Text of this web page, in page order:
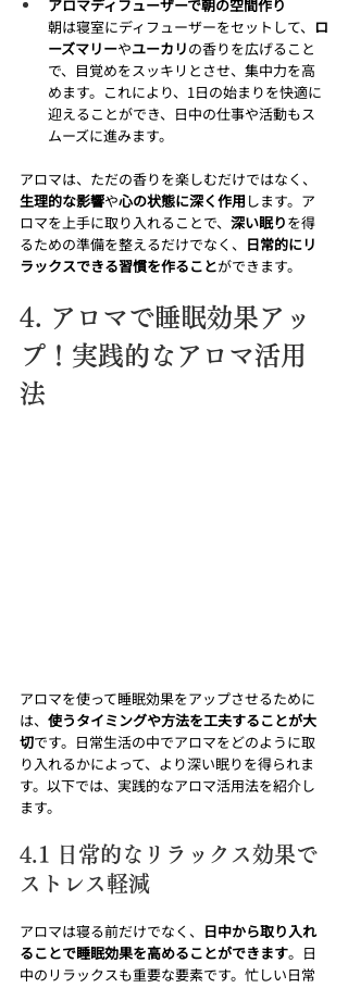
アロマディフューザーで朝の空間作り
朝は寝室にディフューザーをセットして、 ロ
ーズマリーやユーカリの香りを広げること
で、目覚めをスッキリとさせ、集中力を高
めます。これにより、1日の始まりを快適に
迎えることができ、日中の仕事や活動もス
ムーズに進みます。
アロマは、ただの香りを楽しむだけではなく、
生理的な影響や心の状態に深く作用 します。ア
ロマを上手に取り入れることで、 深い眠りを得
るための準備を整えるだけでなく、 日常的にリ
ラックスできる習慣を作ることができます。
4. アロマで睡眠効果アッ
プ！実践的なアロマ活用
法
アロマを使って睡眠効果をアップさせるために
は、 使うタイミングや方法を工夫することが大
切です。日常生活の中でアロマをどのように取
り入れるかによって、より深い眠りを得られま
す。以下では、実践的なアロマ活用法を紹介し
ます。
4.1 日常的なリラックス効果で
ストレス軽減
アロマは寝る前だけでなく、 日中から取り入れ
ることで睡眠効果を高めることができます。日
中のリラックスも重要な要素です。忙しい日常